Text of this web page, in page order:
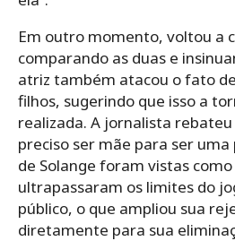
Em outro momento, voltou a
comparando as duas e
atriz também atacou o fato
filhos, sugerindo que isso a
realizada. A jornalista
preciso ser mãe para ser uma
de Solange foram vistas
ultrapassaram os limites do
público, o que ampliou sua
diretamente para sua